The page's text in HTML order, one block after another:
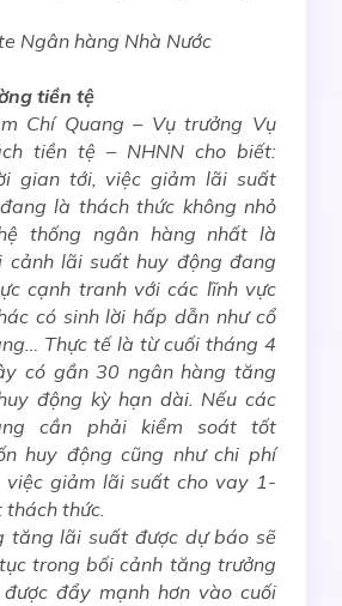
Ngân hàng Nhà Nước
tiền tệ
Chí Quang – Vụ trưởng Vụ
tiền tệ – NHNN cho biết:
gian tới, việc giảm lãi suất
là thách thức không nhỏ
thống ngân hàng nhất là
cảnh lãi suất huy động đang
cạnh tranh với các lĩnh vực
có sinh lời hấp dẫn như cổ
Thực tế là từ cuối tháng 4
có gần 30 ngân hàng tăng
động kỳ hạn dài. Nếu các
cần phải kiểm soát tốt
huy động cũng như chi phí
việc giảm lãi suất cho vay 1-
thức.
tăng lãi suất được dự báo sẽ
trong bối cảnh tăng trưởng
đẩy mạnh hơn vào cuối